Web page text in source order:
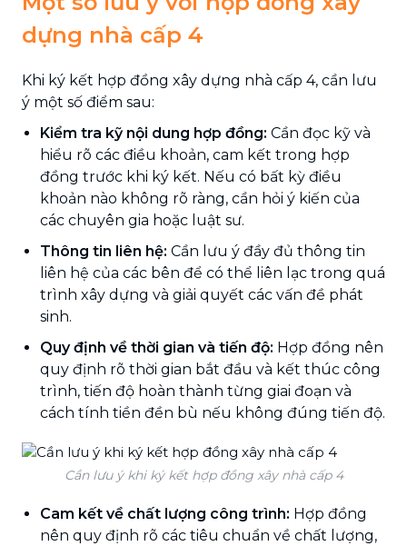
dựng nhà cấp 4
Khi ký kết hợp đồng xây dựng nhà cấp 4, cần lưu
ý một số điểm sau:
Kiểm tra kỹ nội dung hợp đồng: Cần đọc kỹ và
hiểu rõ các điều khoản, cam kết trong hợp
đồng trước khi ký kết. Nếu có bất kỳ điều
khoản nào không rõ ràng, cần hỏi ý kiến của
các chuyên gia hoặc luật sư.
Thông tin liên hệ: Cần lưu ý đầy đủ thông tin
liên hệ của các bên để có thể liên lạc trong quá
trình xây dựng và giải quyết các vấn đề phát
sinh.
Quy định về thời gian và tiến độ: Hợp đồng nên
quy định rõ thời gian bắt đầu và kết thúc công
trình, tiến độ hoàn thành từng giai đoạn và
cách tính tiền đền bù nếu không đúng tiến độ.
Cần lưu ý khi ký kết hợp đồng xây nhà cấp 4
Cam kết về chất lượng công trình: Hợp đồng
nên quy định rõ các tiêu chuẩn về chất lượng,